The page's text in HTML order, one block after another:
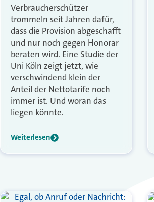
Verbraucherschützer
trommeln seit Jahren dafür,
dass die Provision abgeschafft
und nur noch gegen Honorar
beraten wird. Eine Studie der
Uni Köln zeigt jetzt, wie
verschwindend klein der
Anteil der Nettotarife noch
immer ist. Und woran das
liegen könnte.
Weiterlesen